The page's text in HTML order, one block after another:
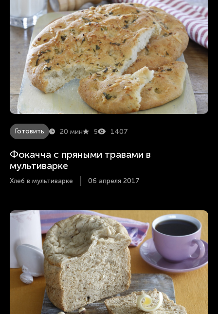
Готовить 20 мин 5 1407
Фокачча с пряными травами в
мультиварке
Хлеб в мультиварке 06 апреля 2017